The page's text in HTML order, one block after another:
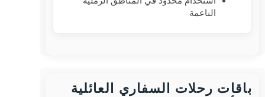
الناعمة
باقات رحلات السفاري العائلية